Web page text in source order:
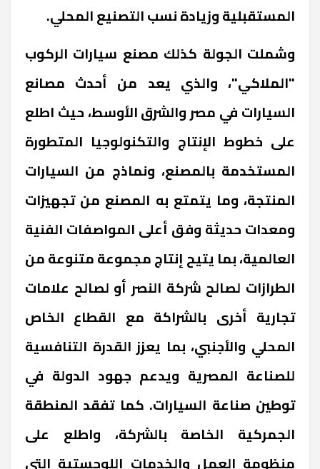
المستقبلية وزيادة نسب التصنيع المحلي.
وشملت الجولة كذلك مصنع سيارات الركوب
"الملاكي"، والذي يعد من أحدث مصانع
السيارات في مصر والشرق الأوسط، حيث اطلع
على خطوط الإنتاج والتكنولوجيا المتطورة
المستخدمة بالمصنع، ونماذج من السيارات
المنتجة، وما يتمتع به المصنع من تجهيزات
ومعدات حديثة وفق أعلى المواصفات الفنية
العالمية، بما يتيح إنتاج مجموعة متنوعة من
الطرازات لصالح شركة النصر أو لصالح علامات
تجارية أخرى بالشراكة مع القطاع الخاص
المحلي والأجنبي، بما يعزز القدرة التنافسية
للصناعة المصرية ويدعم جهود الدولة في
توطين صناعة السيارات. كما تفقد المنطقة
الجمركية الخاصة بالشركة، واطلع على
منظومة العمل والخدمات اللوجستية التي